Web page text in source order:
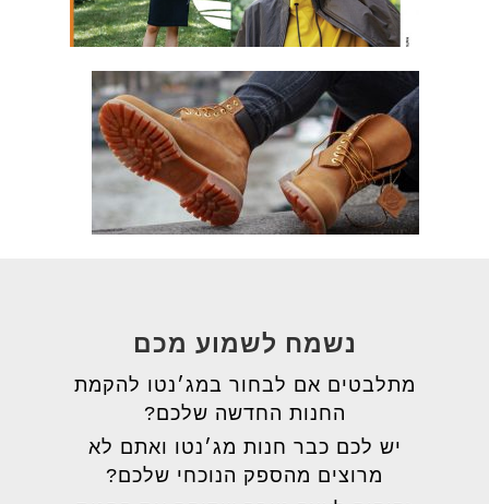
נשמח לשמוע מכם
מתלבטים אם לבחור במג׳נטו להקמת
החנות החדשה שלכם?
יש לכם כבר חנות מג׳נטו ואתם לא
מרוצים מהספק הנוכחי שלכם?